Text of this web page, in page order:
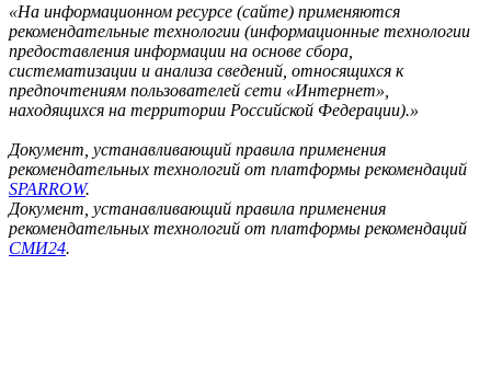
«На информационном ресурсе (сайте) применяются
рекомендательные технологии (информационные технологии
предоставления информации на основе сбора,
систематизации и анализа сведений, относящихся к
предпочтениям пользователей сети «Интернет»,
находящихся на территории Российской Федерации).»
Документ, устанавливающий правила применения
рекомендательных технологий от платформы рекомендаций
SPARROW.
Документ, устанавливающий правила применения
рекомендательных технологий от платформы рекомендаций
СМИ24.